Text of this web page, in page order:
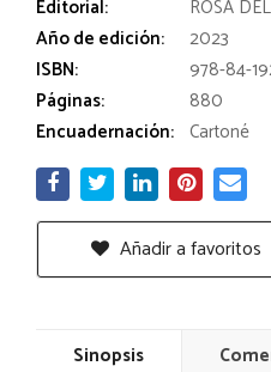
Editorial:
ROSA
Año de edición:
2023
ISBN:
978-84-
Páginas:
880
Encuadernación: Cartoné
Añadir a favoritos
Sinopsis